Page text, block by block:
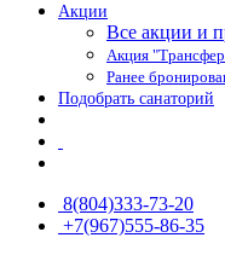
Акции
Все акции и
Акция
Ранее
Подобрать санаторий
8(804)333-73-20
+7(967)555-86-35